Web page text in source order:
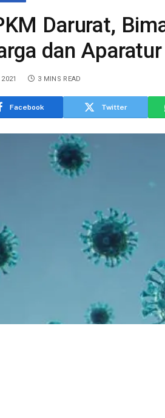
Darurat,
dan
3 MINS READ
Facebook Twitter